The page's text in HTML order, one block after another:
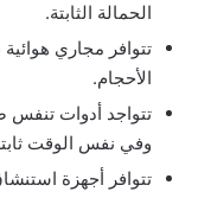
الحمالة الثابتة.
تتوافر مجاري
الأحجام.
تتواجد أدوات تنفس
وفي نفس الوقت
تتوافر أجهزة